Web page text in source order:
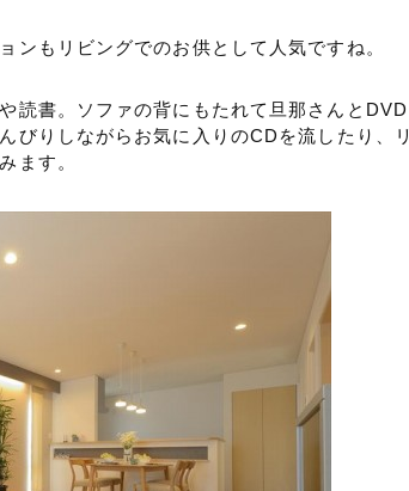
ンもリビングでのお供として人気ですね。
読書。ソファの背にもたれて旦那さんとDVD
びりしながらお気に入りのCDを流したり、リ
ます。